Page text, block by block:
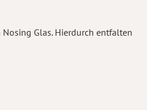
Glas. Hierdurch entfalten